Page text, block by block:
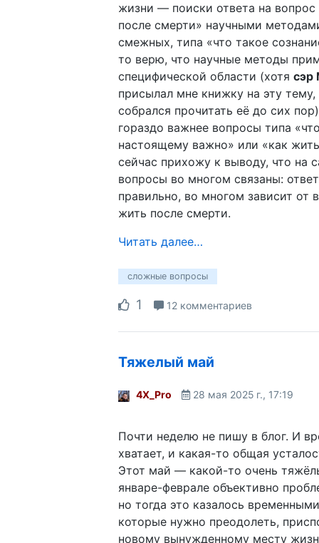
жизни — поиски ответа на вопрос
после смерти» научными
смежных, типа «что такое
то верю, что научные методы
специфической области (хотя сэр
присылал мне книжку на эту тему,
собрался прочитать её до сих
гораздо важнее вопросы типа
настоящему важно» или «как
сейчас прихожу к выводу, что на
вопросы во многом связаны:
правильно, во многом зависит от
жить после смерти.
Читать далее…
сложные вопросы
1 12 комментариев
Тяжелый май
4X_Pro 28 мая 2025 г., 17:19
Почти неделю не пишу в блог. И
хватает, и какая-то общая
Этот май — какой-то очень
январе-феврале объективно
но тогда это казалось
которые нужно преодолеть,
новому вынужденному месту